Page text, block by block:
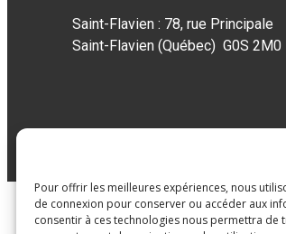
Pour offrir les meilleures expériences, nous
de connexion pour conserver ou accéder aux
consentir à ces technologies nous permettra de
Saint-Flavien : 78, rue Principale
Saint-Flavien (Québec) G0S 2M0